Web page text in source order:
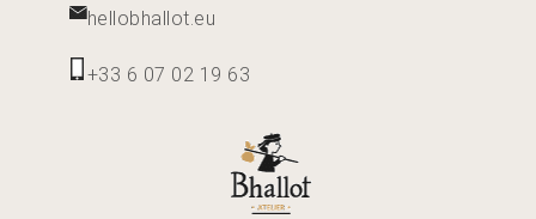
hellobhallot.eu
+33 6 07 02 19 63